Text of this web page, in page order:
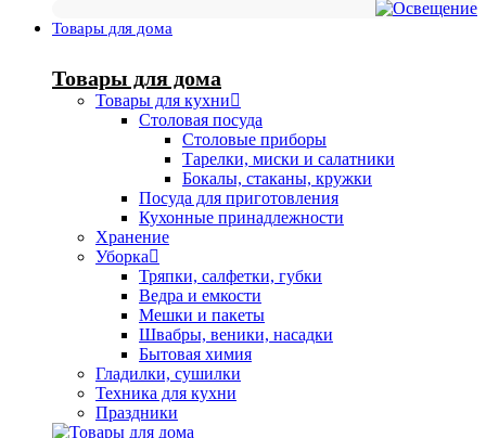
Товары для дома
Товары для дома
Товары для кухни
Столовая посуда
Столовые приборы
Тарелки, миски и салатники
Бокалы, стаканы, кружки
Посуда для приготовления
Кухонные принадлежности
Хранение
Уборка
Тряпки, салфетки, губки
Ведра и емкости
Мешки и пакеты
Швабры, веники, насадки
Бытовая химия
Гладилки, сушилки
Техника для кухни
Праздники